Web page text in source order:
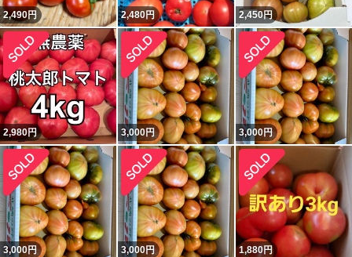
2,490円 2,480円 2,450円
2,980円 3,000円 3,000円
3,000円 3,000円 1,880円